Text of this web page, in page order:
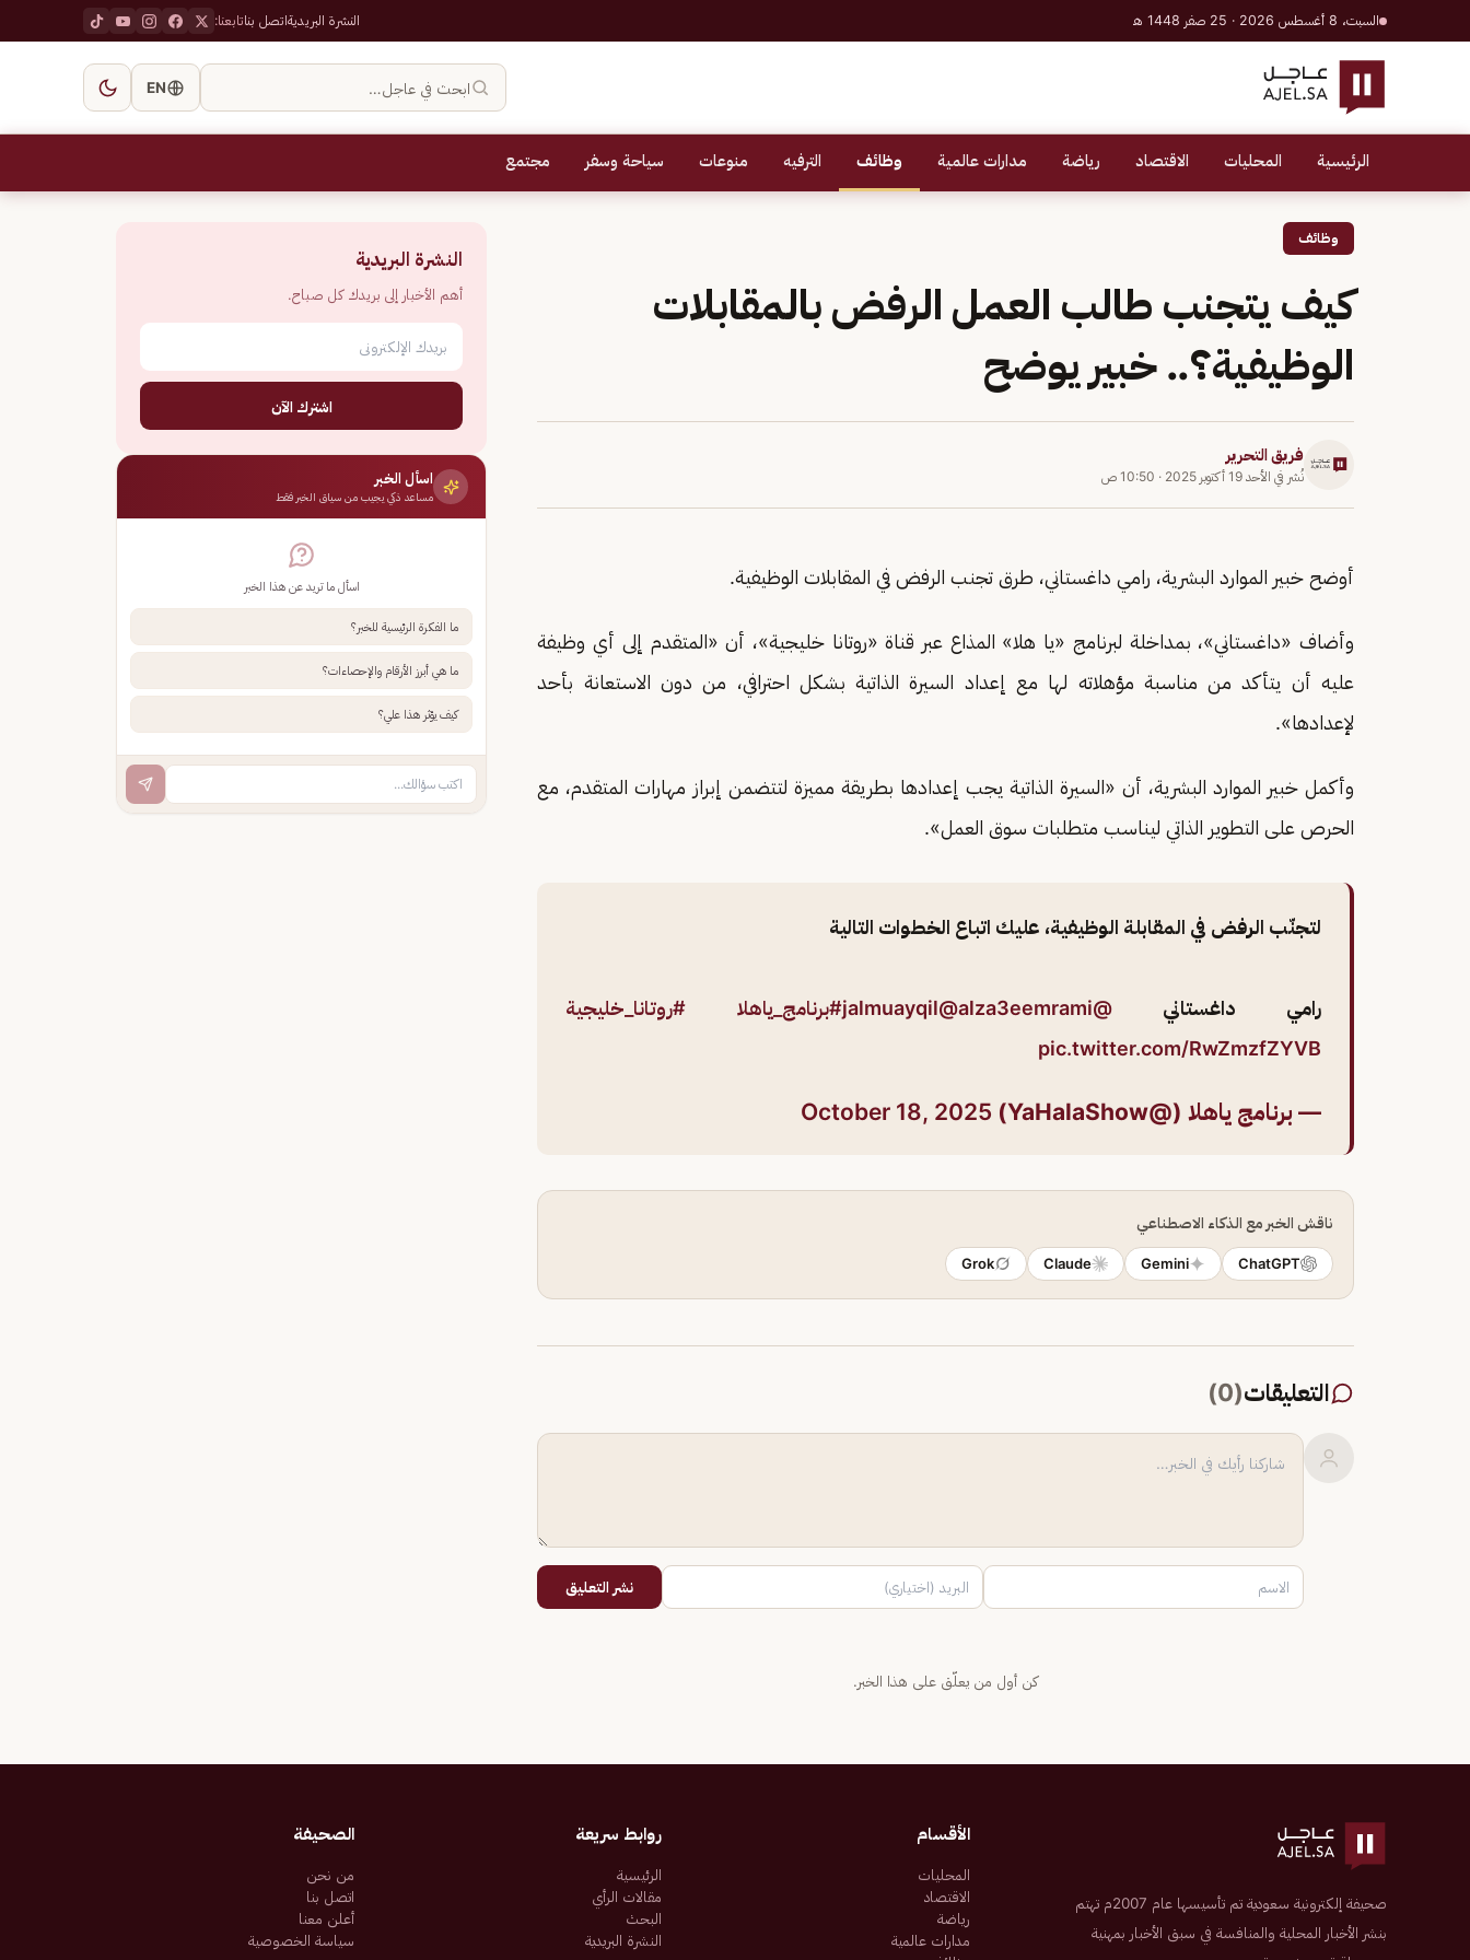
السبت، 8 أغسطس 2026 · 25 صفر 1448 هـ النشرة البريديةاتصل بناتابعنا:
ابحث في عاجل… EN
الرئيسية المحليات الاقتصاد رياضة مدارات عالمية وظائف الترفيه منوعات سياحة وسفر مجتمع
وظائف
كيف يتجنب طالب العمل الرفض بالمقابلات
الوظيفية؟.. خبير يوضح
فريق التحرير
نُشر في الأحد 19 أكتوبر 2025 · 10:50 ص
أوضح خبير الموارد البشرية، رامي داغستاني، طرق تجنب الرفض في المقابلات الوظيفية.
وأضاف «داغستاني»، بمداخلة لبرنامج «يا هلا» المذاع عبر قناة «روتانا خليجية»، أن «المتقدم إلى أي وظيفة
عليه أن يتأكد من مناسبة مؤهلاته لها مع إعداد السيرة الذاتية بشكل احترافي، من دون الاستعانة بأحد
لإعدادها».
وأكمل خبير الموارد البشرية، أن «السيرة الذاتية يجب إعدادها بطريقة مميزة لتتضمن إبراز مهارات المتقدم، مع
الحرص على التطوير الذاتي ليناسب متطلبات سوق العمل».
لتجنّب الرفض في المقابلة الوظيفية، عليك اتباع الخطوات التالية
رامي داغستاني@jalmuayqil
@alza3eemrami #برنامج_ياهلا
#روتانا_خليجية
pic.twitter.com/RwZmzfZYVB
— برنامج ياهلا (@YaHalaShow) October 18, 2025
ناقش الخبر مع الذكاء الاصطناعي
ChatGPT
Gemini
Claude
Grok
التعليقات(
0
)
نشر التعليق
كن أول من يعلّق على هذا الخبر.
النشرة البريدية
أهم الأخبار إلى بريدك كل صباح.
اشترك الآن
اسأل الخبر
مساعد ذكي يجيب من سياق الخبر فقط
اسأل ما تريد عن هذا الخبر
ما الفكرة الرئيسية للخبر؟
ما هي أبرز الأرقام والإحصاءات؟
كيف يؤثر هذا علي؟
صحيفة إلكترونية سعودية تم تأسيسها عام 2007م تهتم
بنشر الأخبار المحلية والمنافسة في سبق الأخبار بمهنية
الأقسام
المحليات
الاقتصاد
رياضة
مدارات عالمية
روابط سريعة
الرئيسية
مقالات الرأي
البحث
النشرة البريدية
الصحيفة
من نحن
اتصل بنا
أعلن معنا
سياسة الخصوصية